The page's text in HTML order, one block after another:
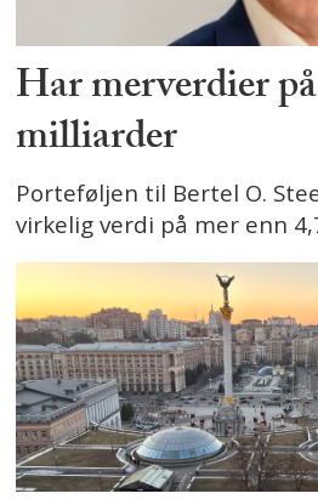
Har merverdier
milliarder
Porteføljen til Bertel O.
virkelig verdi på mer enn